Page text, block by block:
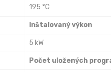
195 °C
Inštalovaný výkon
5 kW
Počet uložených